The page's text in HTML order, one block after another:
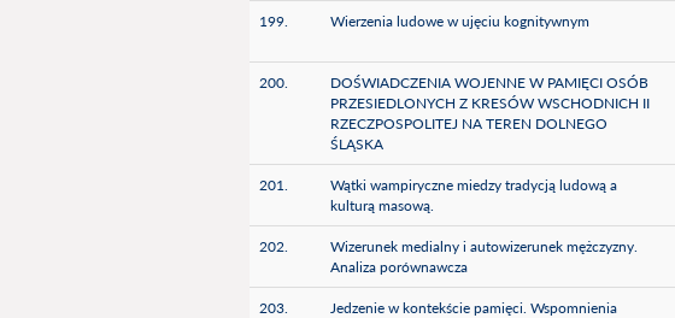
199. Wierzenia ludowe w ujęciu kognitywnym
200.
DOŚWIADCZENIA WOJENNE W PAMIĘCI OSÓB
PRZESIEDLONYCH Z KRESÓW WSCHODNICH II
RZECZPOSPOLITEJ NA TEREN DOLNEGO
ŚLĄSKA
201.
Wątki wampiryczne miedzy tradycją ludową a
kulturą masową.
202.
Wizerunek medialny i autowizerunek mężczyzny.
Analiza porównawcza
203.
Jedzenie w kontekście pamięci. Wspomnienia